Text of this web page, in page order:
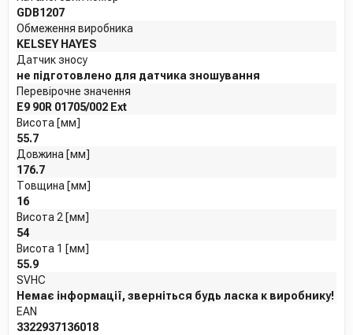
GDB1207
Обмеження виробника
KELSEY HAYES
Датчик зносу
не підготовлено для датчика зношування
Перевірочне значення
E9 90R 01705/002 Ext
Висота [мм]
55.7
Довжина [мм]
176.7
Товщина [мм]
16
Висота 2 [мм]
54
Висота 1 [мм]
55.9
SVHC
Немає інформації, зверніться будь ласка к виробнику!
EAN
3322937136018